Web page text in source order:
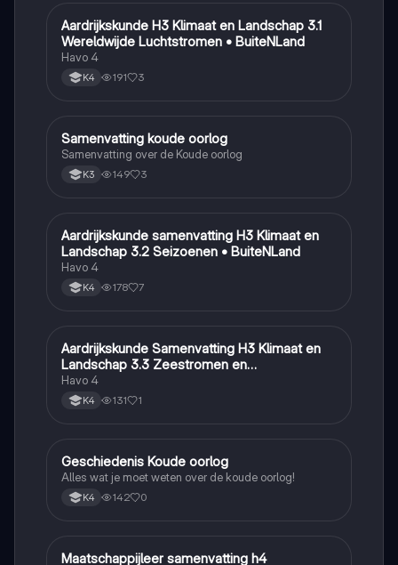
Aardrijkskunde
Aardrijkskunde H3 Klimaat en Landschap 3.1
Wereldwijde Luchtstromen • BuiteNLand
Havo 4
K4 191 3
Geschiedenis
Samenvatting koude oorlog
Samenvatting over de Koude oorlog
K3 149 3
Aardrijkskunde
Aardrijkskunde samenvatting H3 Klimaat en
Landschap 3.2 Seizoenen • BuiteNLand
Havo 4
K4 178 7
Aardrijkskunde
Aardrijkskunde Samenvatting H3 Klimaat en
Landschap 3.3 Zeestromen en
Klimaatgebieden • BuiteNLand
Havo 4
K4 131 1
Geschiedenis
Geschiedenis Koude oorlog
Alles wat je moet weten over de koude oorlog!
K4 142 0
Maatschappijleer
Maatschappijleer samenvatting h4